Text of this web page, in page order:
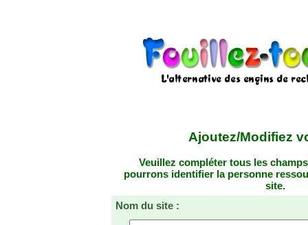
Ajoutez/Modifiez
Veuillez compléter tous les
pourrons identifier la personne
site.
Nom du site :